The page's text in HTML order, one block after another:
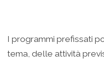
I programmi prefissati
tema, delle attività